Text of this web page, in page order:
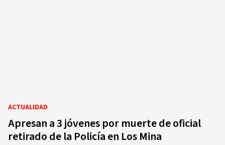
ACTUALIDAD
Apresan a 3 jóvenes por muerte de oficial
retirado de la Policía en Los Mina